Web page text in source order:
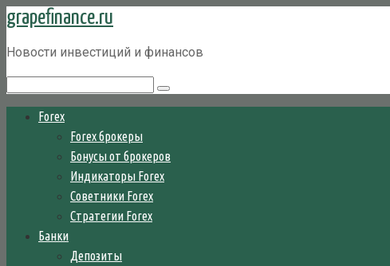
Перейти
контенту
grapefinance.ru
Новости инвестиций и финансов
Forex
Forex брокеры
Бонусы от брокеров
Индикаторы Forex
Советники Forex
Стратегии Forex
Банки
Депозиты